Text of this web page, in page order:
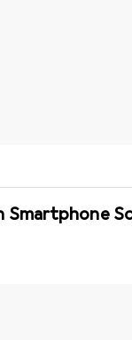
Smartphone